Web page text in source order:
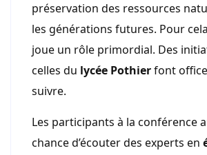
préservation des ressources
les générations futures. Pour
joue un rôle primordial. Des
celles du lycée Pothierfont
suivre.
Les participants à la conférence
chance d’écouter des experts en